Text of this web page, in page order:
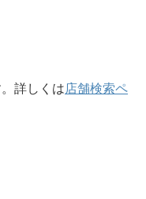
詳しくは店舗検索ペ